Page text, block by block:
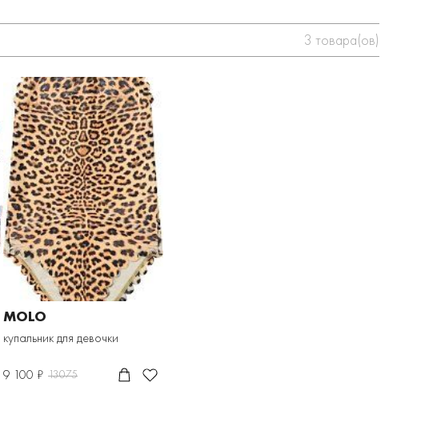
3 товара(ов)
MOLO
купальник для девочки
9 100 ₽ 13075